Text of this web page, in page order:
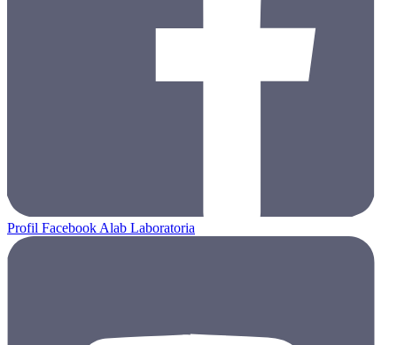
Profil Facebook Alab Laboratoria